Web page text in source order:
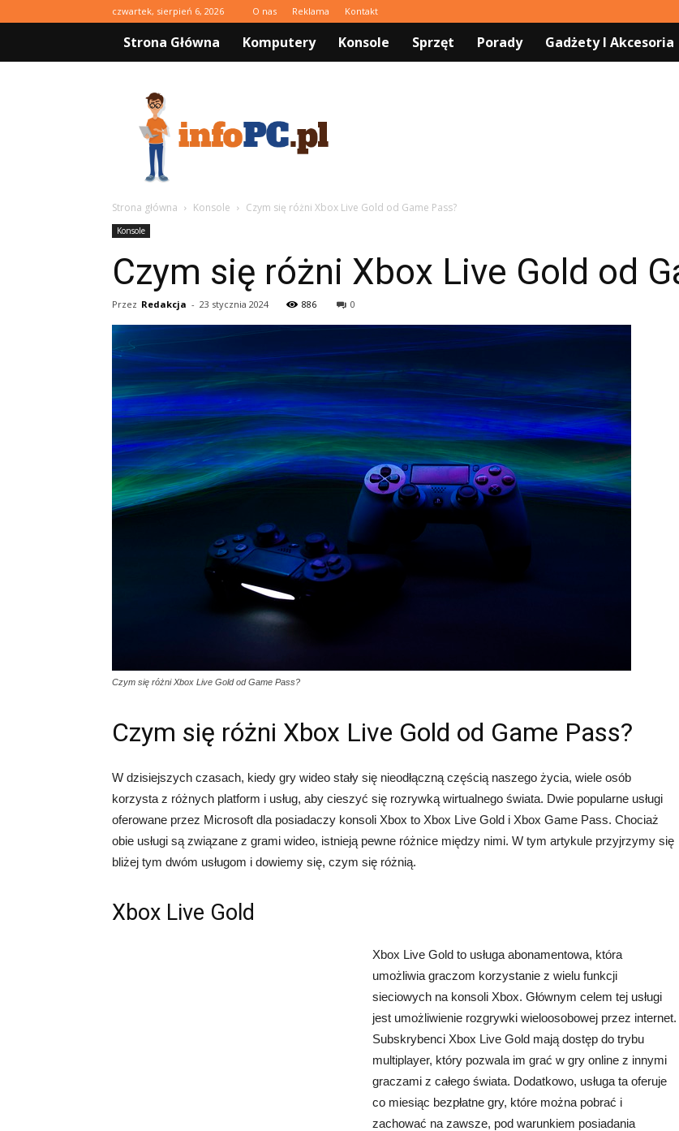
czwartek, sierpień 6, 2026 O nas Reklama Kontakt
Strona Główna Komputery Konsole Sprzęt Porady Gadżety I Akcesoria
infoPC.pl
Strona główna Konsole Czym się różni Xbox Live Gold od Game Pass?
Konsole
Czym się różni Xbox Live Gold od
Przez Redakcja - 23 stycznia 2024 886 0
Czym się różni Xbox Live Gold od Game Pass?
Czym się różni Xbox Live Gold od Game Pass?
W dzisiejszych czasach, kiedy gry wideo stały się nieodłączną częścią naszego życia, wiele osób
korzysta z różnych platform i usług, aby cieszyć się rozrywką wirtualnego świata. Dwie popularne usługi
oferowane przez Microsoft dla posiadaczy konsoli Xbox to Xbox Live Gold i Xbox Game Pass. Chociaż
obie usługi są związane z grami wideo, istnieją pewne różnice między nimi. W tym artykule przyjrzymy się
bliżej tym dwóm usługom i dowiemy się, czym się różnią.
Xbox Live Gold
Xbox Live Gold to usługa abonamentowa, która
umożliwia graczom korzystanie z wielu funkcji
sieciowych na konsoli Xbox. Głównym celem tej usługi
jest umożliwienie rozgrywki wieloosobowej przez internet.
Subskrybenci Xbox Live Gold mają dostęp do trybu
multiplayer, który pozwala im grać w gry online z innymi
graczami z całego świata. Dodatkowo, usługa ta oferuje
co miesiąc bezpłatne gry, które można pobrać i
zachować na zawsze, pod warunkiem posiadania